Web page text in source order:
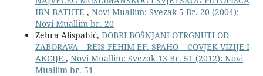
IBN BATUTE , Novi Muallim: Svezak 5 Br. 20 (2004):
Novi Muallim br. 20
Zehra Alispahić, DOBRI BOŠNJANI OTRGNUTI OD
ZABORAVA – REIS FEHIM EF. SPAHO – COVJEK VIZIJE I
AKCIJE , Novi Muallim: Svezak 13 Br. 51 (2012): Novi
Muallim br. 51